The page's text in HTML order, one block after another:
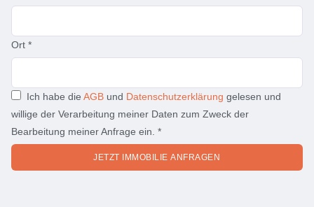
Ort *
Ich habe die AGB und Datenschutzerklärung gelesen und
willige der Verarbeitung meiner Daten zum Zweck der
Bearbeitung meiner Anfrage ein. *
JETZT IMMOBILIE ANFRAGEN